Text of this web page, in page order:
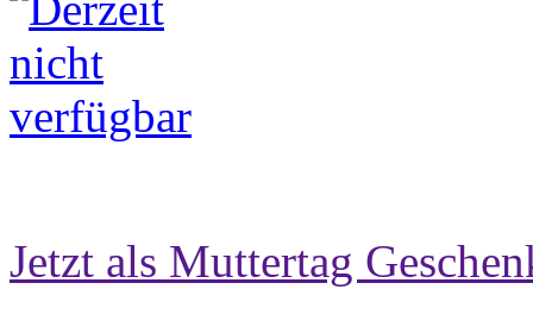
Jetzt als Muttertag